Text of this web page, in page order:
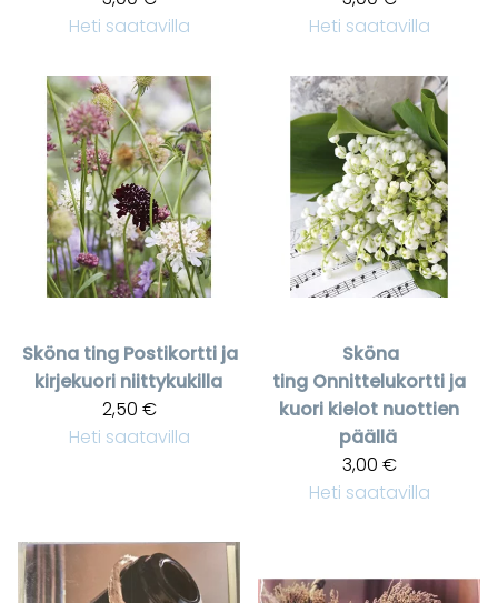
Heti saatavilla
Heti saatavilla
Sköna ting Postikortti ja
kirjekuori niittykukilla
2,50 €
Heti saatavilla
Sköna
ting Onnittelukortti ja
kuori kielot nuottien
päällä
3,00 €
Heti saatavilla